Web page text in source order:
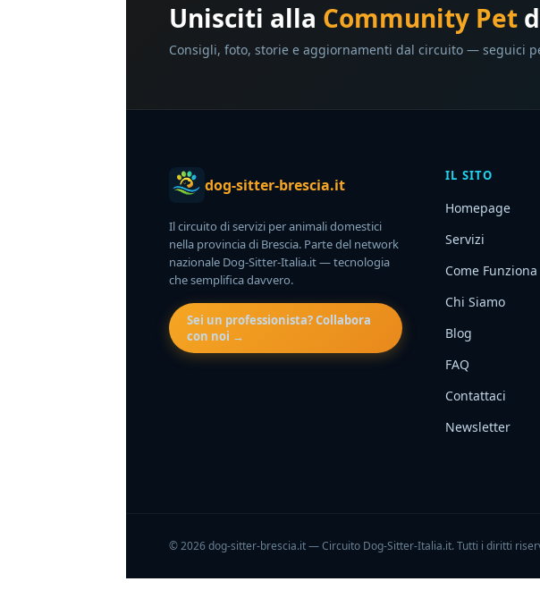
Unisciti alla Community Pet
Consigli, foto, storie e aggiornamenti dal circuito — seguici
dog-sitter-brescia.it
Il circuito di servizi per animali domestici
nella provincia di Brescia. Parte del network
nazionale Dog-Sitter-Italia.it — tecnologia
che semplifica davvero.
Sei un professionista? Collabora
con noi →
IL SITO
Homepage
Servizi
Come Funziona
Chi Siamo
Blog
FAQ
Contattaci
Newsletter
© 2026 dog-sitter-brescia.it — Circuito Dog-Sitter-Italia.it. Tutti i diritti